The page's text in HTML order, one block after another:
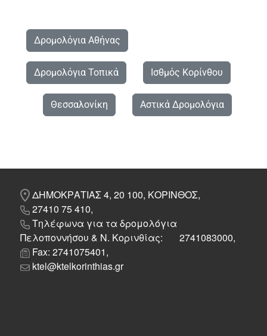
Δρομολόγια Αθήνας
Δρομολόγια Τοπικά Ισθμός Κορίνθου
Θεσσαλονίκη Αστικά Δρομολόγια
ΔΗΜΟΚΡΑΤΙΑΣ 4, 20 100, ΚΟΡΙΝΘΟΣ,
27410 75 410,
Τηλέφωνα για τα δρομολόγια
Πελοποννήσου & Ν. Κορινθίας: 2741083000,
Fax: 2741075401,
ktel@ktelkorinthias.gr